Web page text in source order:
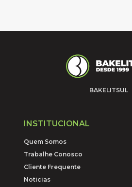
BAKELITSUL
INSTITUCIONAL
Quem Somos
Trabalhe Conosco
Cliente Frequente
Noticias